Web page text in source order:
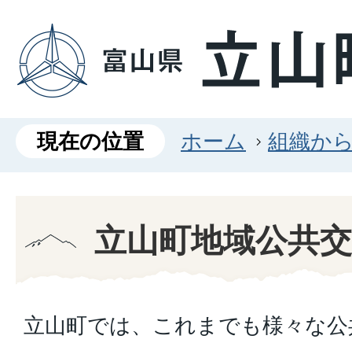
現在の位置 ホーム 組織か
立山町地域公共
立山町では、これまでも様々な